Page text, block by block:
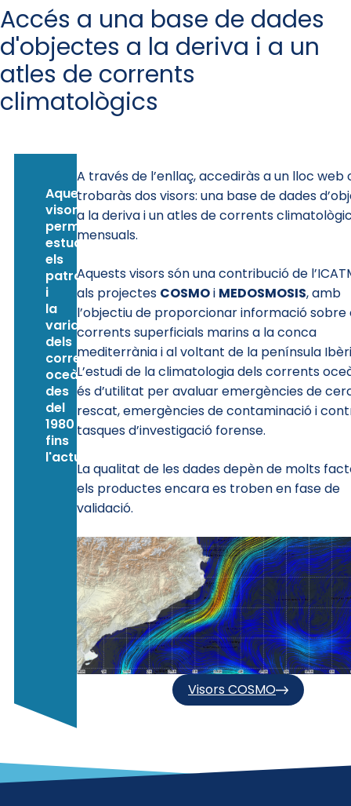
Accés a una base de dades
d'objectes a la deriva i a un
atles de corrents
climatològics
Aquests
visors
permeten
estudiar
els
patrons
i
la
variabilitat
dels
corrents
oceànics
des
del
1980
fins
l'actualitat.
A través de l’enllaç, accediràs a un lloc web
trobaràs dos visors: una base de dades
a la deriva i un atles de corrents
mensuals.
Aquests visors són una contribució de
als projectes COSMOi MEDOSMOSIS, amb
l’objectiu de proporcionar informació sobre
corrents superficials marins a la conca
mediterrània i al voltant de la península
L’estudi de la climatologia dels corrents
és d’utilitat per avaluar emergències de
rescat, emergències de contaminació i
tasques d’investigació forense.
La qualitat de les dades depèn de molts
els productes encara es troben en fase de
validació.
Visors COSMO